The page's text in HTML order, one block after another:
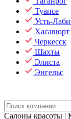
Туапсе
Усть-
Хасавюрт
Черкесск
Шахты
Элиста
Энгельс
Салоны красоты |